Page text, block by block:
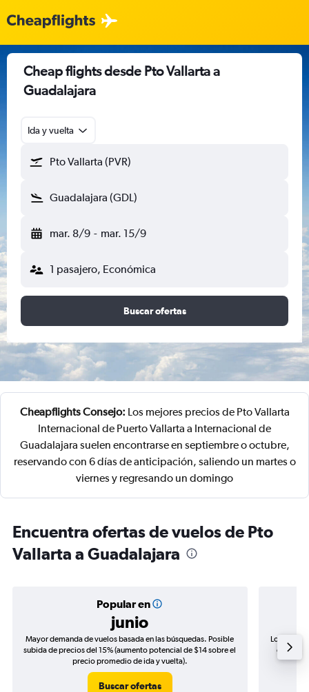
Cheap flights desde Pto Vallarta a
Guadalajara
Ida y vuelta
Pto Vallarta (PVR)
Guadalajara (GDL)
mar. 8/9 - mar. 15/9
1 pasajero, Económica
Buscar ofertas
Cheapflights Consejo: Los mejores precios de Pto Vallarta
Internacional de Puerto Vallarta a Internacional de
Guadalajara suelen encontrarse en septiembre o octubre,
reservando con 6 días de anticipación, saliendo un martes o
viernes y regresando un domingo
Encuentra ofertas de vuelos de Pto
Vallarta a Guadalajara
Popular en
junio
Mayor demanda de vuelos basada en las búsquedas. Posible
subida de precios del 15% (aumento potencial de $14 sobre el
precio promedio de ida y vuelta).
Buscar ofertas
Los
de